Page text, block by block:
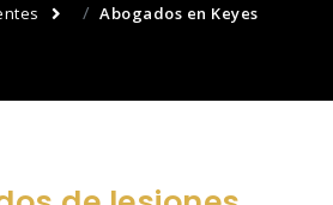
Abogados en Keyes